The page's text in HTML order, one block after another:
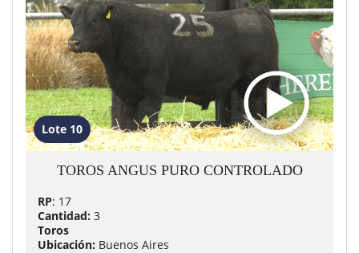
Lote 10
TOROS ANGUS PURO CONTROLADO
RP: 17
Cantidad: 3
Toros
Ubicación: Buenos Aires